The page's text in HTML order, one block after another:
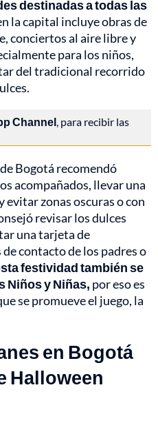
destinadas a todas las
la capital incluye obras de
conciertos al aire libre y
para los niños,
del tradicional recorrido
Channel, para recibir las
Bogotá recomendó
acompañados, llevar una
zonas oscuras o con
revisar los dulces
una tarjeta de
contacto de los padres o
festividad también se
Niños y Niñas, por eso es
se promueve el juego, la
en Bogotá
Halloween